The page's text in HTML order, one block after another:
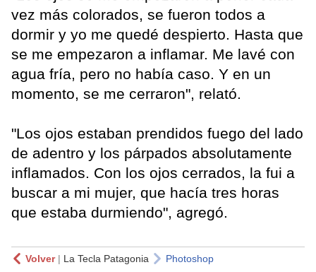
vez más colorados, se fueron todos a
dormir y yo me quedé despierto. Hasta que
se me empezaron a inflamar. Me lavé con
agua fría, pero no había caso. Y en un
momento, se me cerraron", relató.
"Los ojos estaban prendidos fuego del lado
de adentro y los párpados absolutamente
inflamados. Con los ojos cerrados, la fui a
buscar a mi mujer, que hacía tres horas
que estaba durmiendo", agregó.
Volver| La Tecla Patagonia Photoshop